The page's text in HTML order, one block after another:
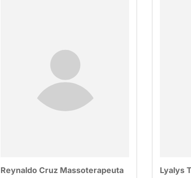
Reynaldo Cruz Massoterapeuta Lyalys